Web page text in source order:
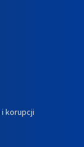
korupcji